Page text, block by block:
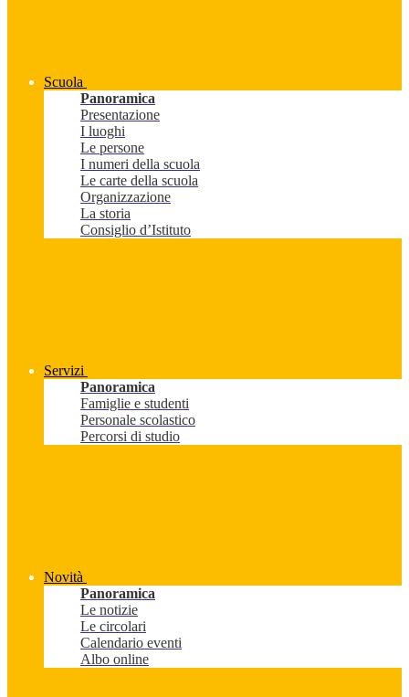
Scuola
Panoramica
Presentazione
I luoghi
Le persone
I numeri della scuola
Le carte della scuola
Organizzazione
La storia
Consiglio d’Istituto
Servizi
Panoramica
Famiglie e studenti
Personale scolastico
Percorsi di studio
Novità
Panoramica
Le notizie
Le circolari
Calendario eventi
Albo online